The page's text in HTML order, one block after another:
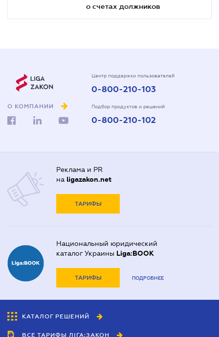
о счетах должников
О КОМПАНИИ
Центр поддержки пользователей
0-800-210-103
Подбор продуктов и решений
0-800-210-102
Реклама и PR
на ligazakon.net
ТАРИФЫ
Национальный юридический
каталог Украины Liga:BOOK
ТАРИФЫ ПОДРОБНЕЕ
КАТАЛОГ РЕШЕНИЙ
ВСЕ ТАРИФЫ ЛІГА:ЗАКОН